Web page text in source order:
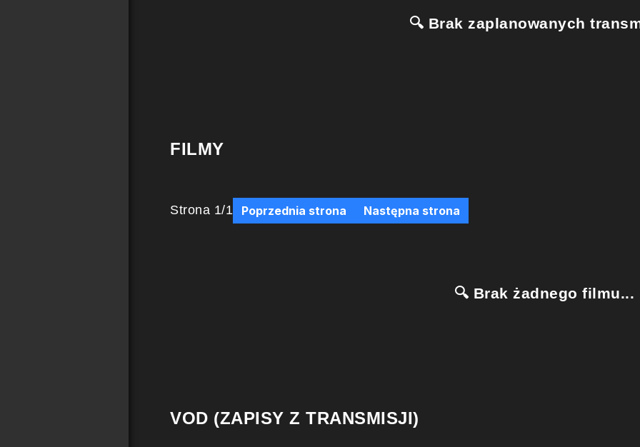
🔍 Brak zaplanowanych
FILMY
Strona 1/1 Poprzednia strona Następna strona
🔍 Brak żadnego filmu...
VOD (ZAPISY Z TRANSMISJI)